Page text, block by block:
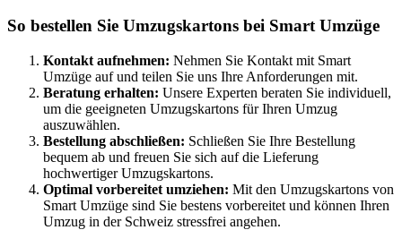
So bestellen Sie Umzugskartons bei Smart Umzüge
Kontakt aufnehmen: Nehmen Sie Kontakt mit Smart
Umzüge auf und teilen Sie uns Ihre Anforderungen mit.
Beratung erhalten: Unsere Experten beraten Sie individuell,
um die geeigneten Umzugskartons für Ihren Umzug
auszuwählen.
Bestellung abschließen: Schließen Sie Ihre Bestellung
bequem ab und freuen Sie sich auf die Lieferung
hochwertiger Umzugskartons.
Optimal vorbereitet umziehen: Mit den Umzugskartons von
Smart Umzüge sind Sie bestens vorbereitet und können Ihren
Umzug in der Schweiz stressfrei angehen.